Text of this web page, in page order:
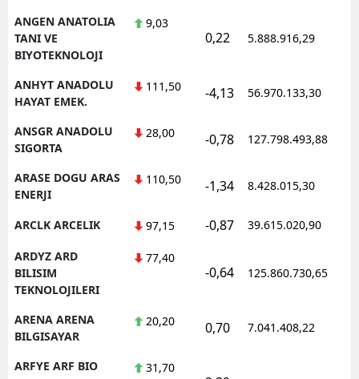
ANGEN ANATOLIA
TANI VE
BIYOTEKNOLOJI
9,03
0,22 5.888.916,29
ANHYT ANADOLU
HAYAT EMEK.
111,50 -4,13 56.970.133,30
ANSGR ANADOLU
SIGORTA
28,00 -0,78 127.798.493,88
ARASE DOGU ARAS
ENERJI
110,50 -1,34 8.428.015,30
ARCLK ARCELIK 97,15 -0,87 39.615.020,90
ARDYZ ARD
BILISIM
TEKNOLOJILERI
77,40
-0,64 125.860.730,65
ARENA ARENA
BILGISAYAR
20,20 0,70 7.041.408,22
ARFYE ARF BIO
31,70